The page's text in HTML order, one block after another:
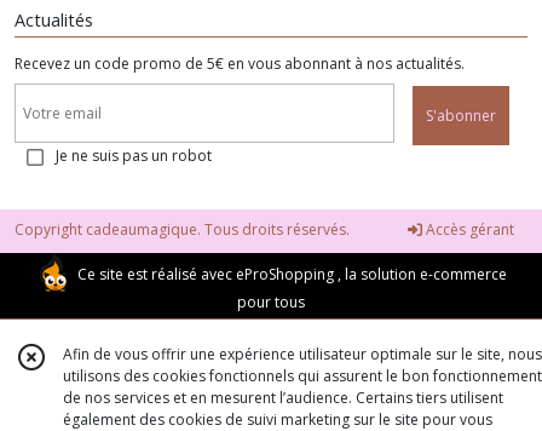
Actualités
Recevez un code promo de 5€ en vous abonnant à nos actualités.
S'abonner
Je ne suis pas un robot
Copyright cadeaumagique. Tous droits réservés. Accès gérant
Ce site est réalisé avec eProShopping , la solution e-commerce
pour tous
Afin de vous offrir une expérience utilisateur optimale sur le site, nous
utilisons des cookies fonctionnels qui assurent le bon fonctionnement
de nos services et en mesurent l’audience. Certains tiers utilisent
également des cookies de suivi marketing sur le site pour vous